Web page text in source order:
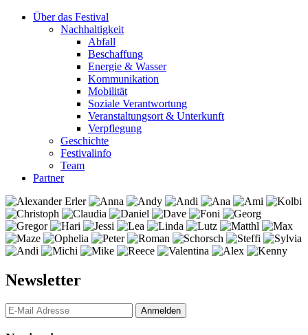
Über das Festival
Nachhaltigkeit
Abfall
Beschaffung
Energie & Wasser
Kommunikation
Mobilität
Soziale Verantwortung
Veranstaltungsort & Unterkunft
Verpflegung
Geschichte
Festivalinfo
Team
Partner
Newsletter